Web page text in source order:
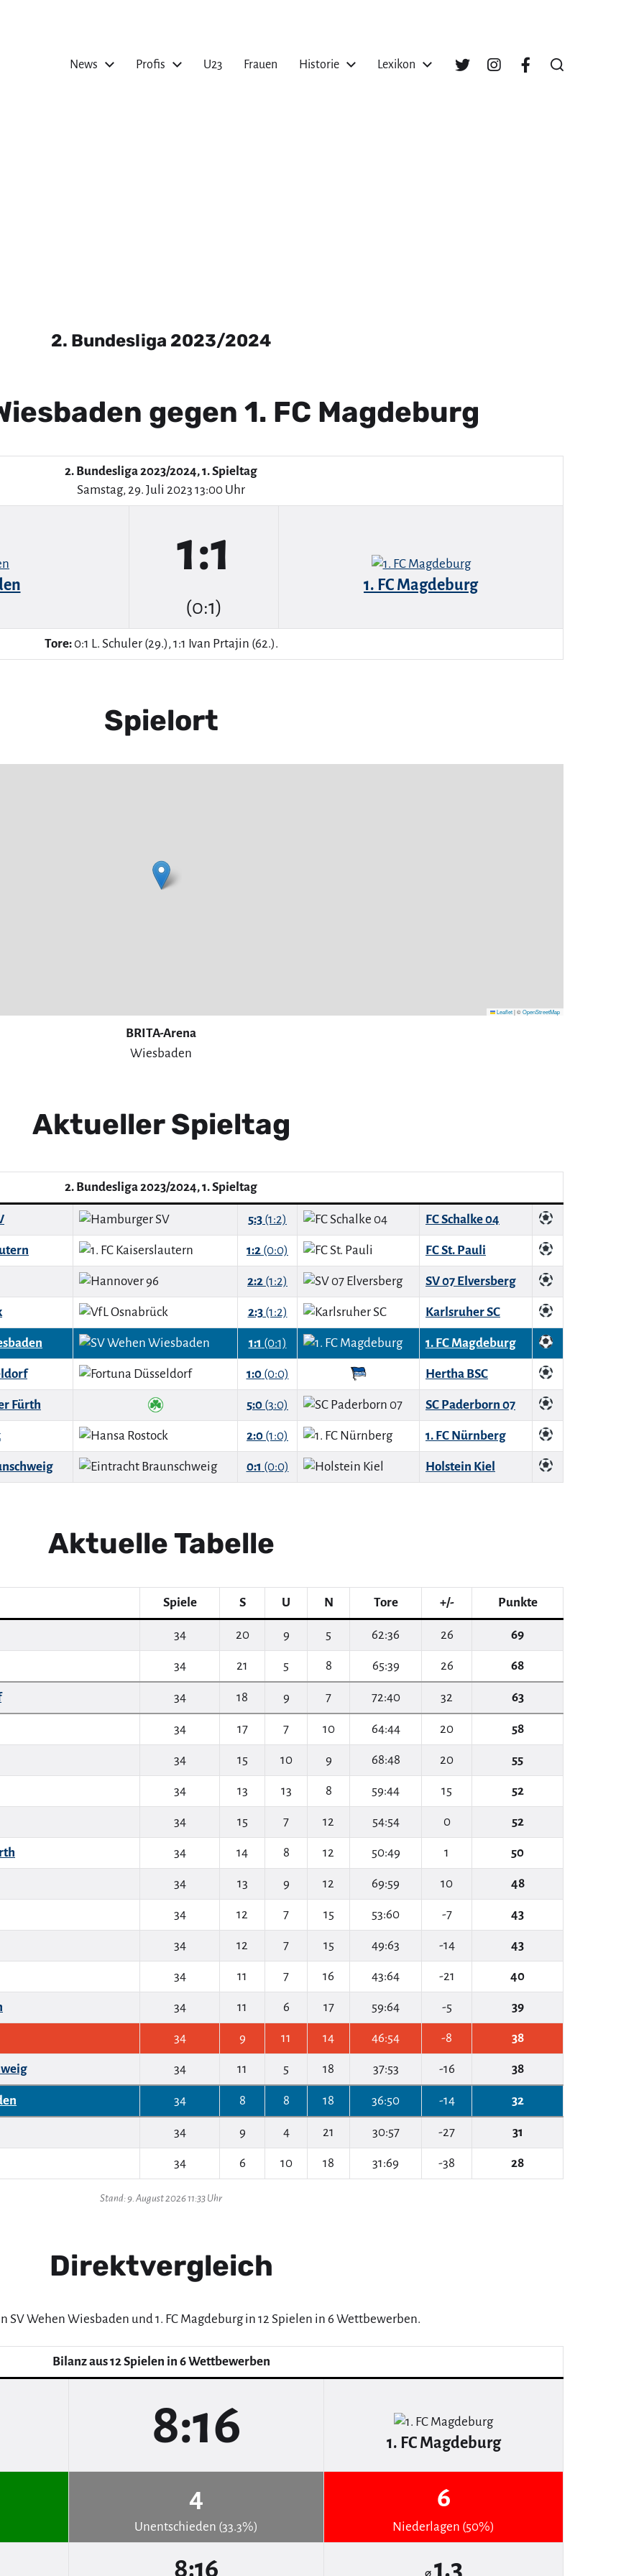
News Profis U23 Frauen Historie Lexikon
2. Bundesliga 2023/2024
gegen 1. FC Magdeburg
2. Bundesliga 2023/2024, 1. Spieltag
Samstag, 29. Juli 2023 13:00 Uhr
1:1
(0:1)
1. FC Magdeburg
Tore:0:1 L. Schuler (29.), 1:1 Ivan Prtajin (62.).
Spielort
Leaflet|©OpenStreetMap
BRITA-Arena
Wiesbaden
Aktueller Spieltag
2. Bundesliga 2023/2024, 1. Spieltag
5:3 (1:2) FC Schalke 04
1:2 (0:0) FC St. Pauli
2:2 (1:2) SV 07 Elversberg
2:3(1:2) Karlsruher SC
1:1 (0:1) 1. FC Magdeburg
1:0(0:0) Hertha BSC
Fürth 5:0 (3:0) SC Paderborn 07
2:0 (1:0) 1. FC Nürnberg
0:1 (0:0) Holstein Kiel
Aktuelle Tabelle
Spiele S U N Tore +/- Punkte
34 20 9 5 62:36 26 69
34 21 5 8 65:39 26 68
34 18 9 7 72:40 32 63
34 17 7 10 64:44 20 58
34 15 10 9 68:48 20 55
34 13 13 8 59:44 15 52
34 15 7 12 54:54 0 52
34 14 8 12 50:49 1 50
34 13 9 12 69:59 10 48
34 12 7 15 53:60 -7 43
34 12 7 15 49:63 -14 43
34 11 7 16 43:64 -21 40
34 11 6 17 59:64 -5 39
34 9 11 14 46:54 -8 38
34 11 5 18 37:53 -16 38
34 8 8 18 36:50 -14 32
34 9 4 21 30:57 -27 31
34 6 10 18 31:69 -38 28
Stand: 9. August 2026 11:33 Uhr
Direktvergleich
SV Wehen Wiesbaden und 1. FC Magdeburg in 12 Spielen in 6 Wettbewerben.
Bilanz aus 12 Spielen in 6 Wettbewerben
8:16 1. FC Magdeburg
4
Unentschieden (33.3%)
6
Niederlagen (50%)
8:16 1.3